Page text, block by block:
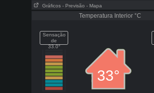
Gráficos - Previsão - Mapa
Temperatura Interior °C
Sensação
de
33.0°
33°